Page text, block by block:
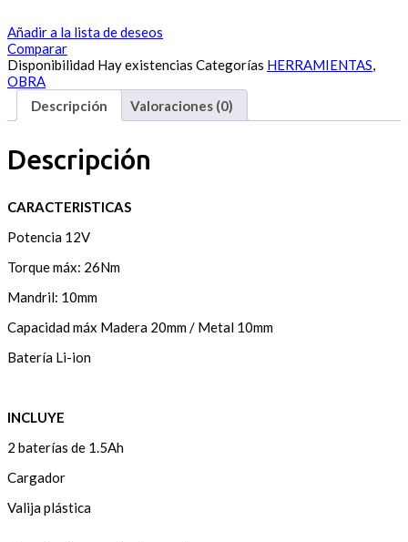
Añadir a la lista de deseos
Comparar
Disponibilidad Hay existencias Categorías HERRAMIENTAS,
OBRA
Descripción
Valoraciones (0)
Descripción
CARACTERISTICAS
Potencia 12V
Torque máx: 26Nm
Mandril: 10mm
Capacidad máx Madera 20mm / Metal 10mm
Batería Li-ion
INCLUYE
2 baterías de 1.5Ah
Cargador
Valija plástica